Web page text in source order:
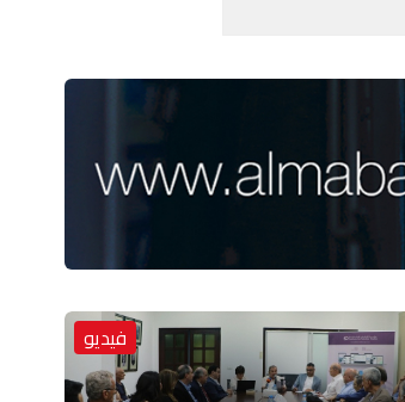
فيديو